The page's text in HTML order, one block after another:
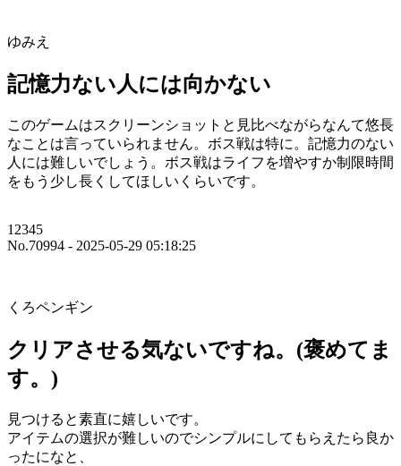
ゆみえ
記憶力ない人には向かない
このゲームはスクリーンショットと見比べながらなんて悠長
なことは言っていられません。ボス戦は特に。記憶力のない
人には難しいでしょう。ボス戦はライフを増やすか制限時間
をもう少し長くしてほしいくらいです。
12345
No.70994 - 2025-05-29 05:18:25
くろペンギン
クリアさせる気ないですね。(褒めてま
す。)
見つけると素直に嬉しいです。
アイテムの選択が難しいのでシンプルにしてもらえたら良か
ったになと、